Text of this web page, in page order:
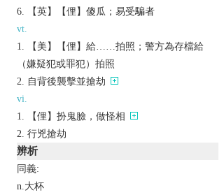
【英】【俚】傻瓜；易受騙者
vt.
【美】【俚】給……拍照；警方為存檔給
（嫌疑犯或罪犯）拍照
自背後襲擊並搶劫
vi.
【俚】扮鬼臉，做怪相
行兇搶劫
辨析
同義:
n.大杯